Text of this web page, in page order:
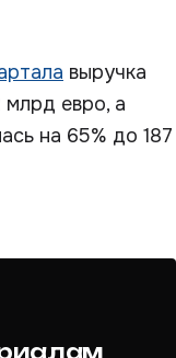
выручка
евро, а
на 65% до 187